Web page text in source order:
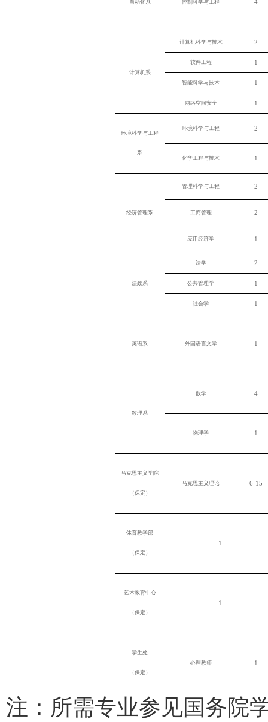
自动化系 控制科学与工程 4
计算机系
计算机科学与技术 2
软件工程 1
智能科学与技术 1
网络空间安全 1
环境科学与工程
系
环境科学与工程 2
化学工程与技术 1
经济管理系
管理科学与工程 2
工商管理 2
应用经济学 1
法政系
法学 2
公共管理学 1
社会学 1
英语系 外国语言文学 1
数理系
数学 4
物理学 1
马克思主义学院
（保定）
马克思主义理论 6-15
体育教学部
（保定）
1
艺术教育中心
（保定）
1
学生处
（保定）
心理教师 1
注：所需专业参见国务院